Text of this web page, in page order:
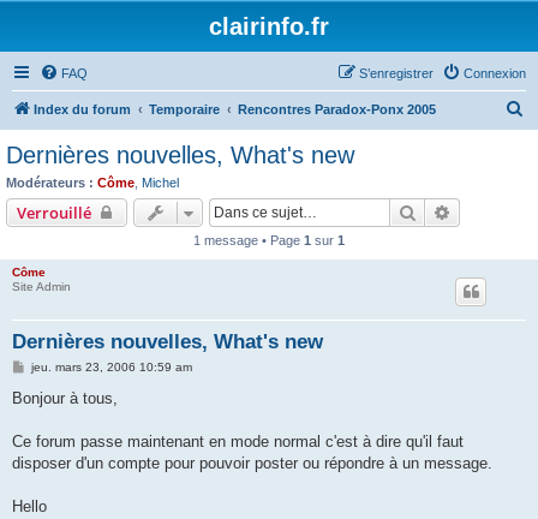
clairinfo.fr
FAQ Connexion
S’enregistrer
Index du forum Temporaire Rencontres Paradox-Ponx 2005
Dernières nouvelles, What's new
Modérateurs : Côme Michel
Verrouillé Rechercher
1 message • Page 1 sur 1
Côme
Site Admin
Dernières nouvelles, What's new
M
s
g
jeu. mars 23, 2006 10:59 am
Bonjour à tous,
Ce forum passe maintenant en mode normal c'est à dire qu'il faut
disposer d'un compte pour pouvoir poster ou répondre à un message.
Hello